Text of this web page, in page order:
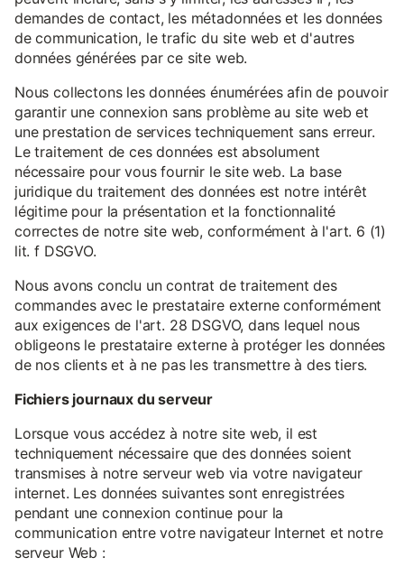
demandes de contact, les métadonnées et les données
de communication, le trafic du site web et d'autres
données générées par ce site web.
Nous collectons les données énumérées afin de pouvoir
garantir une connexion sans problème au site web et
une prestation de services techniquement sans erreur.
Le traitement de ces données est absolument
nécessaire pour vous fournir le site web. La base
juridique du traitement des données est notre intérêt
légitime pour la présentation et la fonctionnalité
correctes de notre site web, conformément à l'art. 6 (1)
lit. f DSGVO.
Nous avons conclu un contrat de traitement des
commandes avec le prestataire externe conformément
aux exigences de l'art. 28 DSGVO, dans lequel nous
obligeons le prestataire externe à protéger les données
de nos clients et à ne pas les transmettre à des tiers.
Fichiers journaux du serveur
Lorsque vous accédez à notre site web, il est
techniquement nécessaire que des données soient
transmises à notre serveur web via votre navigateur
internet. Les données suivantes sont enregistrées
pendant une connexion continue pour la
communication entre votre navigateur Internet et notre
serveur Web :